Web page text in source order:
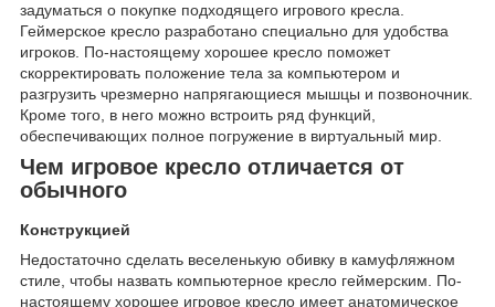
задуматься о покупке подходящего игрового кресла.
Геймерское кресло разработано специально для удобства
игроков. По-настоящему хорошее кресло поможет
скорректировать положение тела за компьютером и
разгрузить чрезмерно напрягающиеся мышцы и позвоночник.
Кроме того, в него можно встроить ряд функций,
обеспечивающих полное погружение в виртуальный мир.
Чем игровое кресло отличается от
обычного
Конструкцией
Недостаточно сделать веселенькую обивку в камуфляжном
стиле, чтобы назвать компьютерное кресло геймерским. По-
настоящему хорошее игровое кресло имеет анатомическое